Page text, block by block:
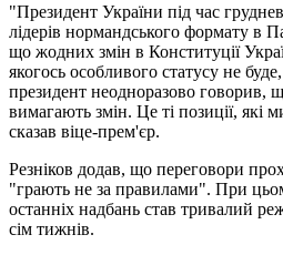
"Президент України під час
лідерів нормандського формату в
що жодних змін в Конституції
якогось особливого статусу не
президент неодноразово говорив,
вимагають змін. Це ті позиції,
сказав віце-прем'єр.
Резніков додав, що переговори
"грають не за правилами". При
останніх надбань став тривалий
сім тижнів.